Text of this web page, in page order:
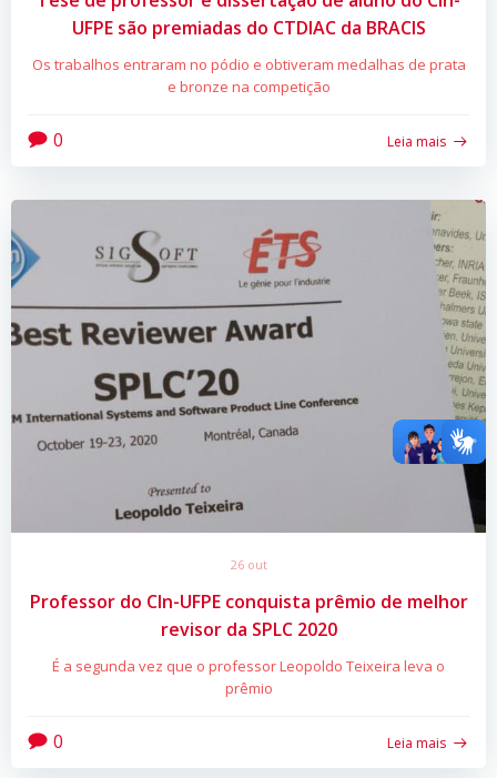
UFPE são premiadas do CTDIAC da BRACIS
Os trabalhos entraram no pódio e obtiveram medalhas de prata
e bronze na competição
0 Leia mais
26 out
Professor do CIn-UFPE conquista prêmio de melhor
revisor da SPLC 2020
É a segunda vez que o professor Leopoldo Teixeira leva o
prêmio
0 Leia mais